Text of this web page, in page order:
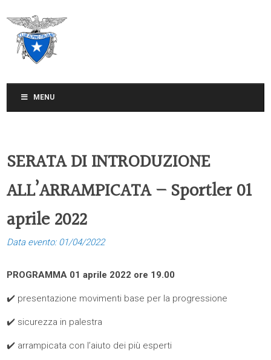
MENU
SERATA DI INTRODUZIONE
ALL’ARRAMPICATA – Sportler 01
aprile 2022
Data evento: 01/04/2022
PROGRAMMA 01 aprile 2022 ore 19.00
✔️ presentazione movimenti base per la progressione
✔️ sicurezza in palestra
✔️ arrampicata con l’aiuto dei più esperti